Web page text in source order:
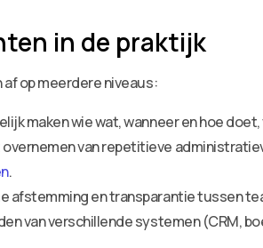
in de praktijk
op meerdere niveaus:
maken wie wat, wanneer en hoe
van repetitieve
.
afstemming en transparantie tussen
van verschillende systemen (CRM,